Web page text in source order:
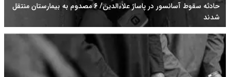
حادثه سقوط آسانسور در پاساژ علاءالدین/ ۶ مصدوم به بیمارستان منتقل
شدند